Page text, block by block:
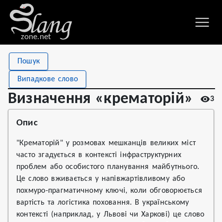
zone.net
Пошук
Випадкове слово
Визначення «крематорій» 3
Визначення «крематорій»
Stat
Views
Definitions 1
Опис
"Крематорій" у розмовах мешканців великих міст
часто згадується в контексті інфраструктурних
проблем або особистого планування майбутнього.
Це слово вживається у напівжартівливому або
похмуро-прагматичному ключі, коли обговорюється
вартість та логістика поховання. В українському
контексті (наприклад, у Львові чи Харкові) це слово